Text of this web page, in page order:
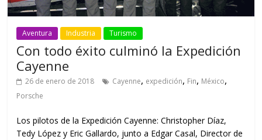
Aventura Industria Turismo
Con todo éxito culminó la Expedición
Cayenne
26 de enero de 2018 Cayenne, expedición, Fin, México,
Porsche
Los pilotos de la Expedición Cayenne: Christopher Díaz,
Tedy López y Eric Gallardo, junto a Edgar Casal, Director de